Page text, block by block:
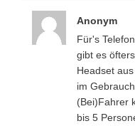
Anonym
Für's
gibt es
Headset
im
(Bei)Fahrer
bis 5